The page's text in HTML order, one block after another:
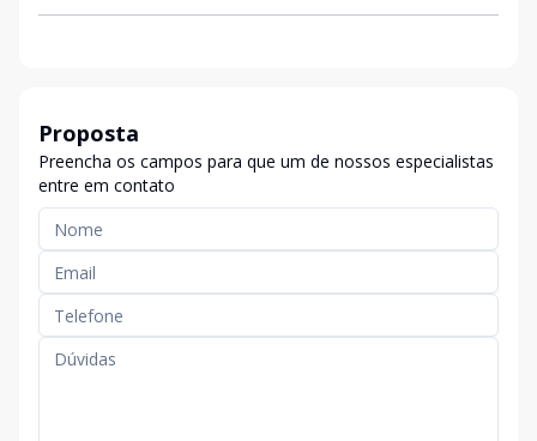
Proposta
Preencha os campos para que um de nossos especialistas
entre em contato